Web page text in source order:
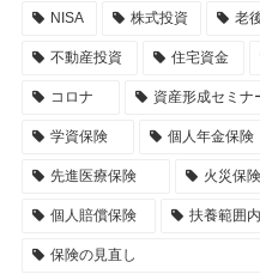
NISA 株式投資 老
不動産投資 住宅資金
コロナ 資産形成セミナ
学資保険 個人年金保険
先進医療保険 火災保険
個人賠償保険 扶養範囲内
保険の見直し